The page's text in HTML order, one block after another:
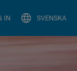
IN SVENSKA